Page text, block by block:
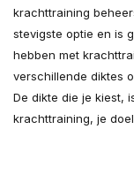
krachttraining
stevigste optie en is
hebben met
verschillende diktes
De dikte die je kiest,
krachttraining, je